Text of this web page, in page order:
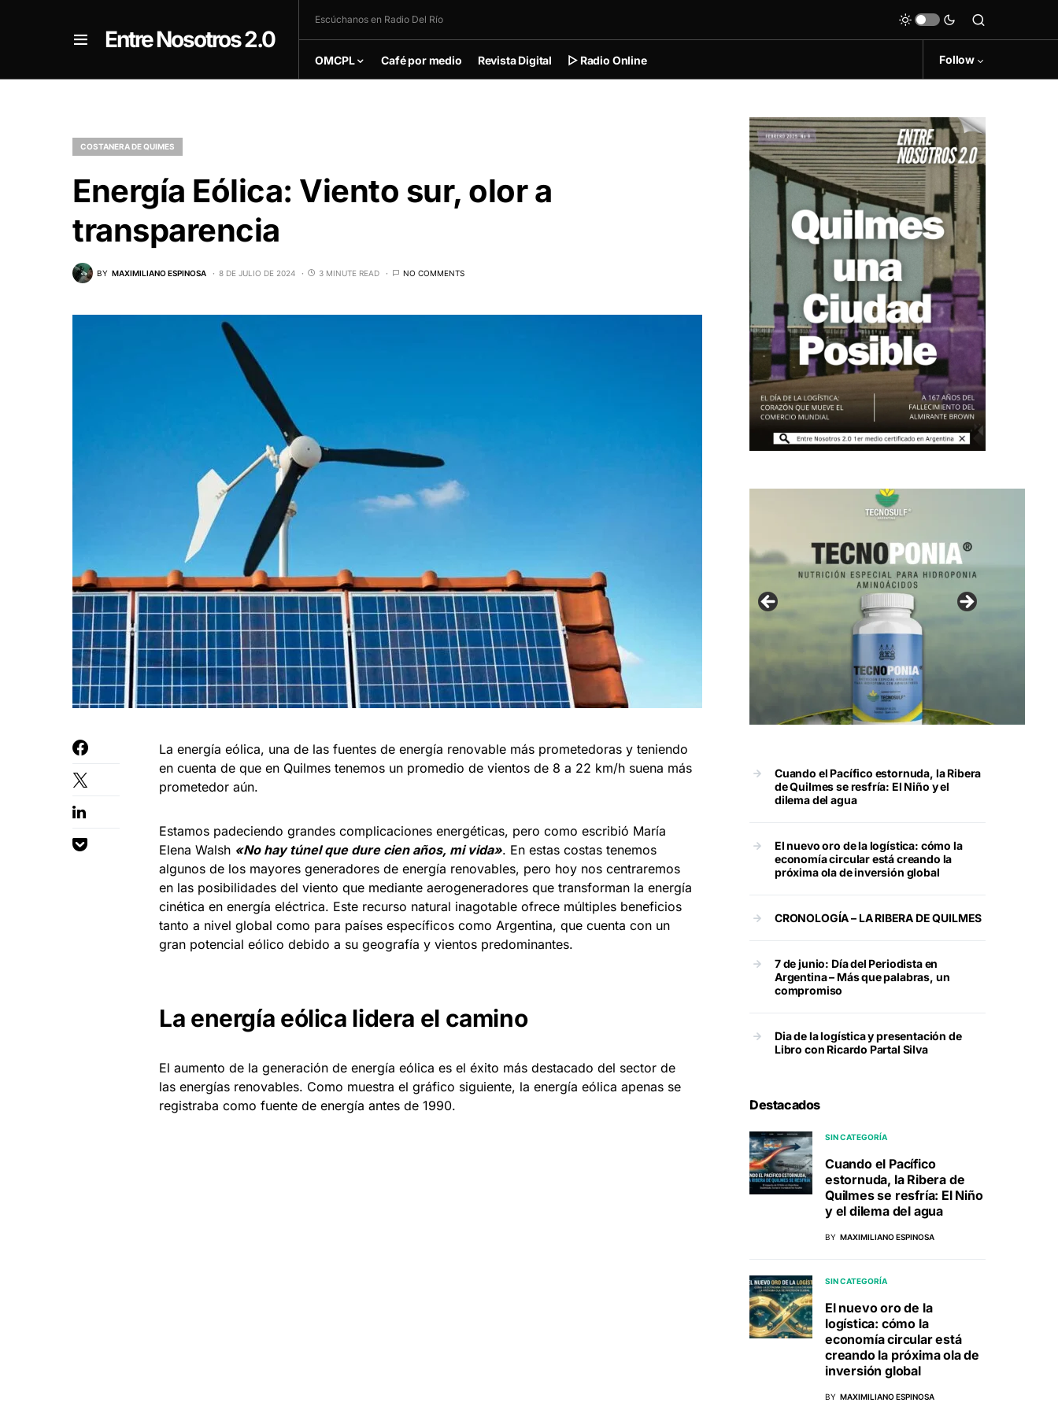
Entre Nosotros 2.0
Escúchanos en Radio Del Río
OMCPL Café por medio Revista Digital ▷ Radio Online Follow
COSTANERA DE QUIMES
Energía Eólica: Viento sur, olor a
transparencia
BY MAXIMILIANO ESPINOSA 8 DE JULIO DE 2024 3 MINUTE READ NO COMMENTS
La energía eólica, una de las fuentes de energía renovable más prometedoras y teniendo
en cuenta de que en Quilmes tenemos un promedio de vientos de 8 a 22 km/h suena más
prometedor aún.
Estamos padeciendo grandes complicaciones energéticas, pero como escribió María
Elena Walsh «No hay túnel que dure cien años, mi vida». En estas costas tenemos
algunos de los mayores generadores de energía renovables, pero hoy nos centraremos
en las posibilidades del viento que mediante aerogeneradores que transforman la energía
cinética en energía eléctrica. Este recurso natural inagotable ofrece múltiples beneficios
tanto a nivel global como para países específicos como Argentina, que cuenta con un
gran potencial eólico debido a su geografía y vientos predominantes.
La energía eólica lidera el camino
El aumento de la generación de energía eólica es el éxito más destacado del sector de
las energías renovables. Como muestra el gráfico siguiente, la energía eólica apenas se
registraba como fuente de energía antes de 1990.
Cuando el Pacífico estornuda, la Ribera
de Quilmes se resfría: El Niño y el
dilema del agua
El nuevo oro de la logística: cómo la
economía circular está creando la
próxima ola de inversión global
CRONOLOGÍA – LA RIBERA DE QUILMES
7 de junio: Día del Periodista en
Argentina – Más que palabras, un
compromiso
Dia de la logística y presentación de
Libro con Ricardo Partal Silva
Destacados
SIN CATEGORÍA
Cuando el Pacífico
estornuda, la Ribera de
Quilmes se resfría: El Niño
y el dilema del agua
BY MAXIMILIANO ESPINOSA
SIN CATEGORÍA
El nuevo oro de la
logística: cómo la
economía circular está
creando la próxima ola de
inversión global
BY MAXIMILIANO ESPINOSA